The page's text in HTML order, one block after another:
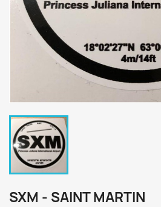
SXM - SAINT MARTIN